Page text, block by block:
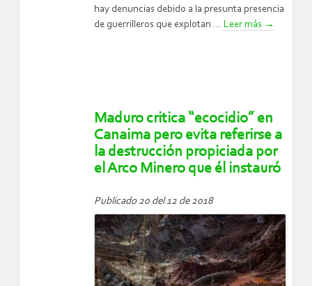
hay denuncias debido a la presunta presencia
de guerrilleros que explotan ... Leer más →
Maduro critica “ecocidio” en
Canaima pero evita referirse a
la destrucción propiciada por
el Arco Minero que él instauró
Publicado 20 del 12 de 2018